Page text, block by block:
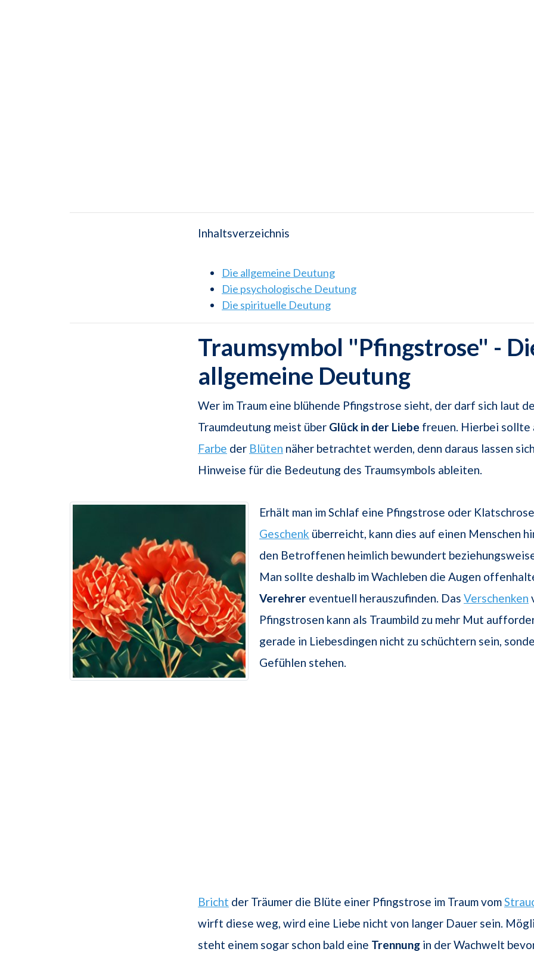
Inhaltsverzeichnis
Die allgemeine Deutung
Die psychologische Deutung
Die spirituelle Deutung
Traumsymbol "Pfingstrose" -
allgemeine Deutung
Wer im Traum eine blühende Pfingstrose sieht, der darf sich laut
Traumdeutung meist über Glück in der Liebe freuen. Hierbei sollte
Farbe der Blüten näher betrachtet werden, denn daraus lassen
Hinweise für die Bedeutung des Traumsymbols ableiten.
Erhält man im Schlaf eine Pfingstrose oder
Geschenk überreicht, kann dies auf einen Menschen
den Betroffenen heimlich bewundert
Man sollte deshalb im Wachleben die Augen
Verehrer eventuell herauszufinden. Das Verschenken
Pfingstrosen kann als Traumbild zu mehr Mut
gerade in Liebesdingen nicht zu schüchtern sein,
Gefühlen stehen.
Bricht der Träumer die Blüte einer Pfingstrose im Traum vom
wirft diese weg, wird eine Liebe nicht von langer Dauer sein.
steht einem sogar schon bald eine Trennung in der Wachwelt